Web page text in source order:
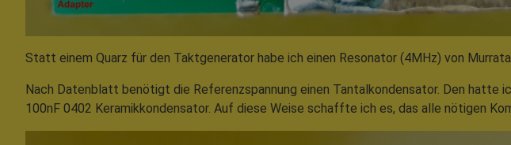
Statt einem Quarz für den Taktgenerator habe ich einen Resonator (4MHz) von
Nach Datenblatt benötigt die Referenzspannung einen Tantalkondensator. Den hatte
100nF 0402 Keramikkondensator. Auf diese Weise schaffte ich es, das alle nötigen